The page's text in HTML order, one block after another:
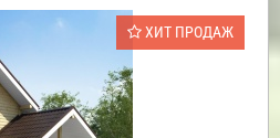
ХИТ ПРОДАЖ